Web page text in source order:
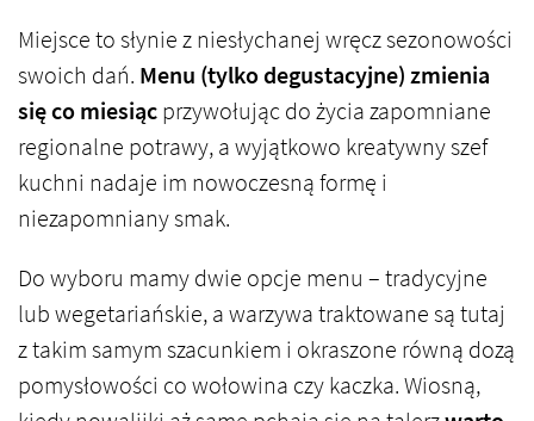
Miejsce to słynie z niesłychanej wręcz sezonowości
swoich dań. Menu (tylko degustacyjne) zmienia
się co miesiącprzywołując do życia zapomniane
regionalne potrawy, a wyjątkowo kreatywny szef
kuchni nadaje im nowoczesną formę i
niezapomniany smak.
Do wyboru mamy dwie opcje menu – tradycyjne
lub wegetariańskie, a warzywa traktowane są tutaj
z takim samym szacunkiem i okraszone równą dozą
pomysłowości co wołowina czy kaczka. Wiosną,